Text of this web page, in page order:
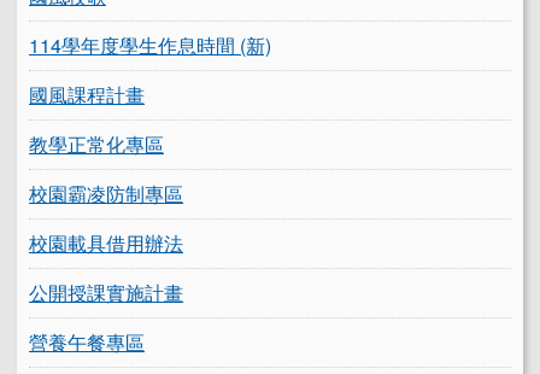
114學年度學生作息時間 (新)
國風課程計畫
教學正常化專區
校園霸凌防制專區
校園載具借用辦法
公開授課實施計畫
營養午餐專區